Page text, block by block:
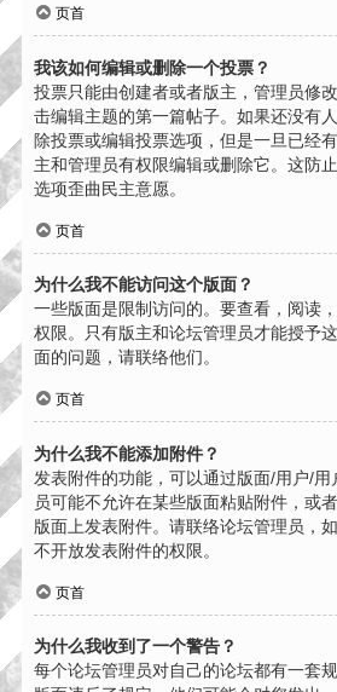
页首
我该如何编辑或删除一个投票？
投票只能由创建者或者版主，管理员修
击编辑主题的第一篇帖子。如果还没有
除投票或编辑投票选项，但是一旦已经
主和管理员有权限编辑或删除它。这防
选项歪曲民主意愿。
页首
为什么我不能访问这个版面？
一些版面是限制访问的。要查看，阅读
权限。只有版主和论坛管理员才能授予
面的问题，请联络他们。
页首
为什么我不能添加附件？
发表附件的功能，可以通过版面/用户/
员可能不允许在某些版面粘贴附件，或
版面上发表附件。请联络论坛管理员，
不开放发表附件的权限。
页首
为什么我收到了一个警告？
每个论坛管理员对自己的论坛都有一套